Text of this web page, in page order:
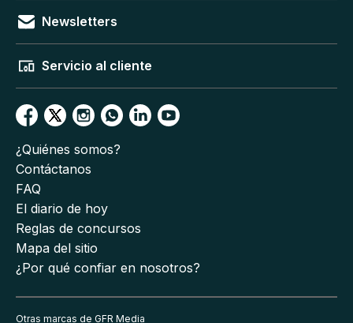
Newsletters
Servicio al cliente
¿Quiénes somos?
Contáctanos
FAQ
El diario de hoy
Reglas de concursos
Mapa del sitio
¿Por qué confiar en nosotros?
Otras marcas de GFR Media